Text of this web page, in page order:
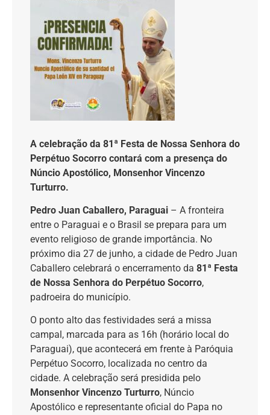
A celebração da 81ª Festa de Nossa Senhora do
Perpétuo Socorro contará com a presença do
Núncio Apostólico, Monsenhor Vincenzo
Turturro.
Pedro Juan Caballero, Paraguai – A fronteira
entre o Paraguai e o Brasil se prepara para um
evento religioso de grande importância. No
próximo dia 27 de junho, a cidade de Pedro Juan
Caballero celebrará o encerramento da 81ª Festa
de Nossa Senhora do Perpétuo Socorro,
padroeira do município.
O ponto alto das festividades será a missa
campal, marcada para as 16h (horário local do
Paraguai), que acontecerá em frente à Paróquia
Perpétuo Socorro, localizada no centro da
cidade. A celebração será presidida pelo
Monsenhor Vincenzo Turturro, Núncio
Apostólico e representante oficial do Papa no